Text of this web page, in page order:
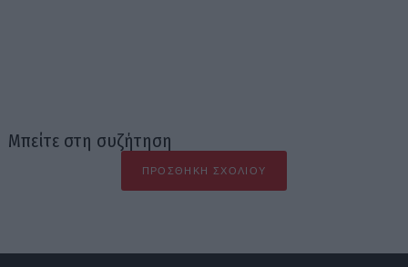
Μπείτε στη συζήτηση
ΠΡΟΣΘΉΚΗ ΣΧΟΛΊΟΥ